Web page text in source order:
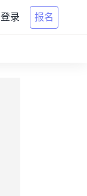
登录 报名